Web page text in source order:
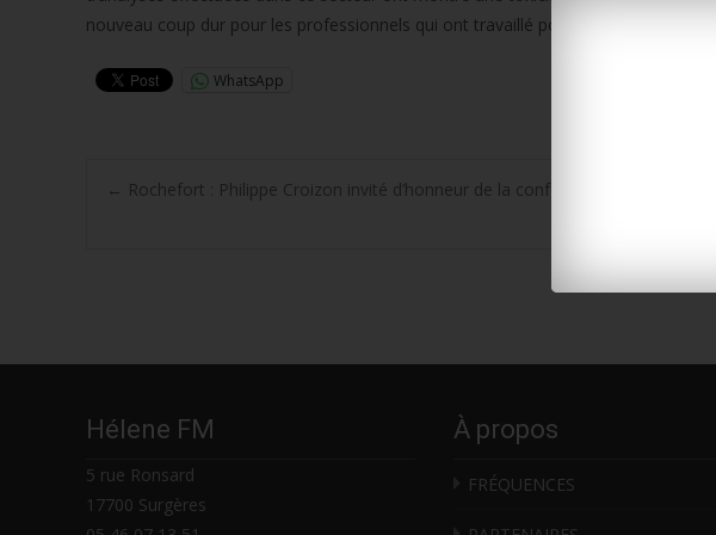
nouveau coup dur pour les professionnels qui ont travaillé pour rien et qui
WhatsApp
Post
← Rochefort : Philippe Croizon invité d’honneur de la conférence « Osez
Rochefort :
Hélene FM
5 rue Ronsard
17700 Surgères
À propos
FRÉQUENCES